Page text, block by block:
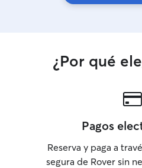
¿Por qué
Pagos
Reserva y paga a
segura de Rover sin